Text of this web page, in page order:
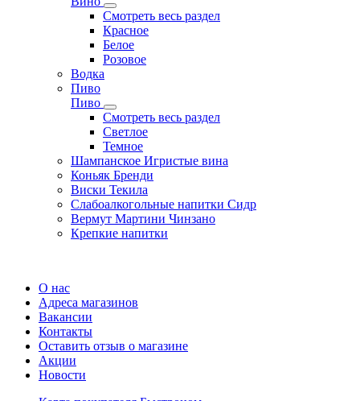
Смотреть весь раздел
Красное
Белое
Розовое
Водка
Пиво
Пиво
Смотреть весь раздел
Cветлое
Темное
Шампанское Игристые вина
Коньяк Бренди
Виски Текила
Слабоалкогольные напитки Сидр
Вермут Мартини Чинзано
Крепкие напитки
О нас
Адреса магазинов
Вакансии
Контакты
Оставить отзыв о магазине
Акции
Новости